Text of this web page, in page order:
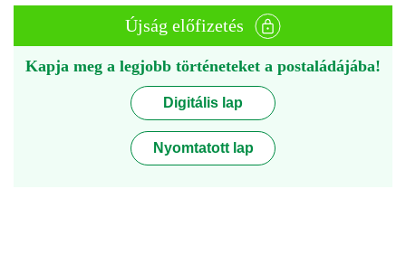
Újság előfizetés
Kapja meg a legjobb történeteket a postaládájába!
Digitális lap
Nyomtatott lap